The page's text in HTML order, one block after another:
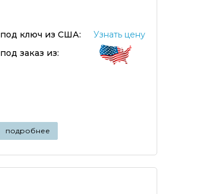
под ключ из США:
Узнать цену
под заказ из:
подробнее